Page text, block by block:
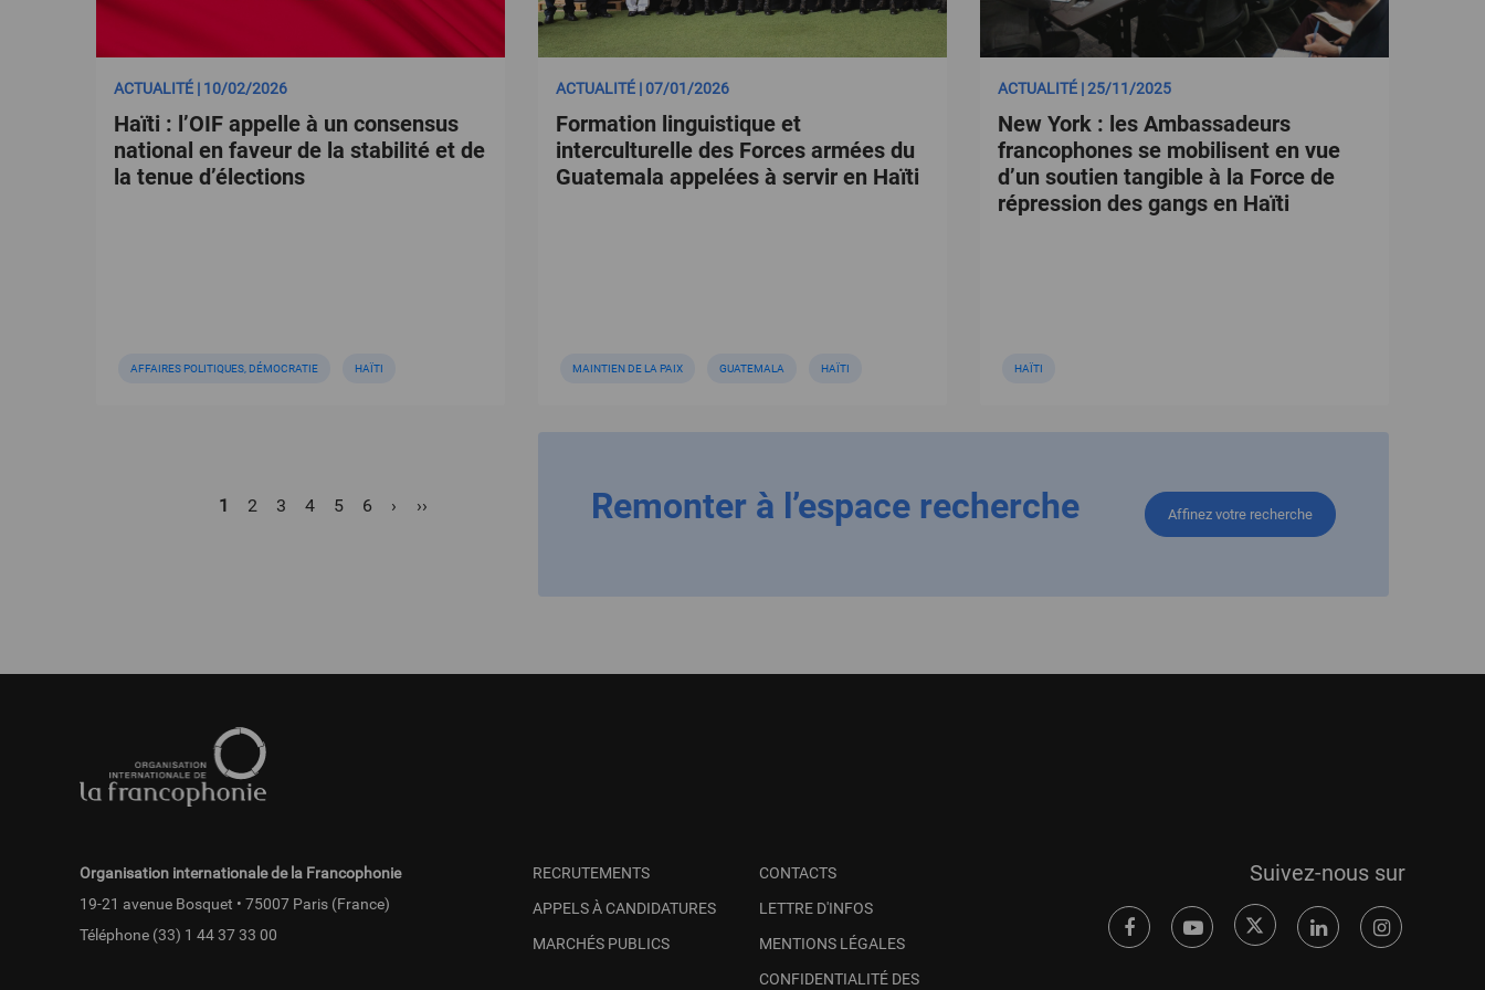
ACTUALITÉ | 10/02/2026
Haïti : l’OIF appelle à un consensus
national en faveur de la stabilité et de
la tenue d’élections
AFFAIRES POLITIQUES, DÉMOCRATIE HAÏTI
ACTUALITÉ | 07/01/2026
Formation linguistique et
interculturelle des Forces armées du
Guatemala appelées à servir en Haïti
MAINTIEN DE LA PAIX GUATEMALA HAÏTI
ACTUALITÉ | 25/11/2025
New York : les Ambassadeurs
francophones se mobilisent en vue
d’un soutien tangible à la Force de
répression des gangs en Haïti
HAÏTI
PaginationPage
1 Page
2 Page
3 Page
4 Page
5 Page
6
Page
›
Dernière
›› Remonter à l’espace recherche Affinez votre recherche
page
Organisation internationale de la Francophonie
19-21 avenue Bosquet • 75007 Paris (France)
Téléphone (33) 1 44 37 33 00
RECRUTEMENTS
APPELS À CANDIDATURES
MARCHÉS PUBLICS
CONTACTS
LETTRE D'INFOS
MENTIONS LÉGALES
CONFIDENTIALITÉ DES
Suivez-nous sur